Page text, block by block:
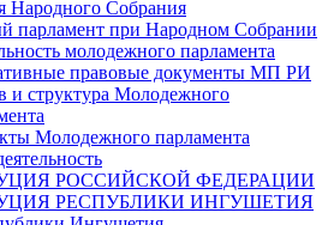
Народного Собрания
парламент при Народном Собрании
молодежного парламента
правовые документы МП РИ
и структура Молодежного
Молодежного парламента
РОССИЙСКОЙ ФЕДЕРАЦИИ
РЕСПУБЛИКИ ИНГУШЕТИЯ